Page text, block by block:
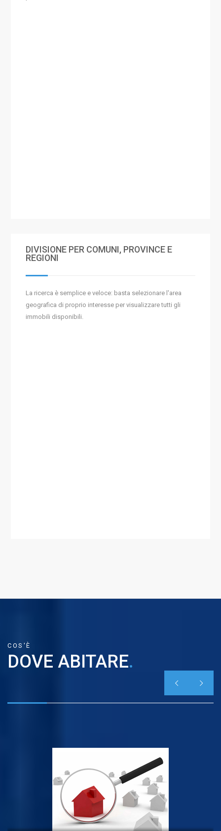
DIVISIONE PER COMUNI, PROVINCE E
REGIONI
La ricerca è semplice e veloce: basta selezionare l'area
geografica di proprio interesse per visualizzare tutti gli
immobili disponibili.
COS'È
DOVE ABITARE.

